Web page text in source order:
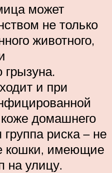
может
не только
животного,
и при
домашнего
риска – не
кошки, имеющие
на улицу.